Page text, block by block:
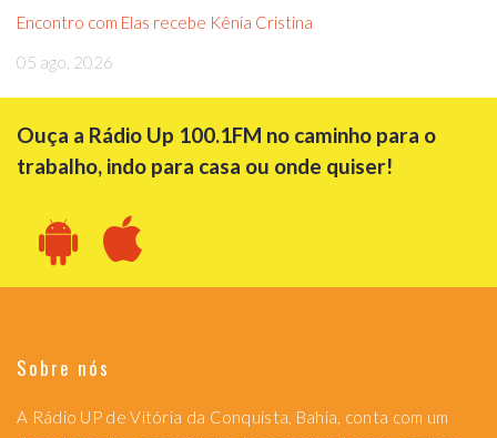
Encontro com Elas recebe Kênia Cristina
05 ago, 2026
Ouça a Rádio Up 100.1FM no caminho para o
trabalho, indo para casa ou onde quiser!
Sobre nós
A Rádio UP de Vitória da Conquista, Bahia, conta com um